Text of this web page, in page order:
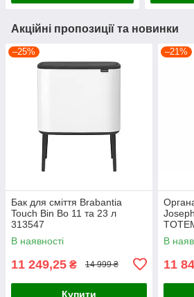
Акційні пропозиції та новинки
–25%
Бак для сміття Brabantia
Touch Bin Bo 11 та 23 л
313547
В наявності
11 249,25 ₴ 14 999 ₴
Купити
–21%
см,
В
11